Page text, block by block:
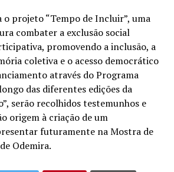
projeto “Tempo de Incluir”, uma
combater a exclusão social
promovendo a inclusão, a
coletiva e o acesso democrático
através do Programa
das diferentes edições da
serão recolhidos testemunhos e
origem à criação de um
futuramente na Mostra de
Odemira.